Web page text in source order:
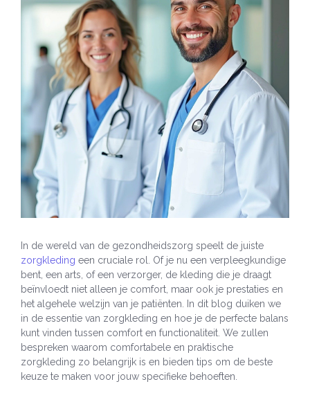
In de wereld van de gezondheidszorg speelt de juiste
zorgkleding een cruciale rol. Of je nu een verpleegkundige
bent, een arts, of een verzorger, de kleding die je draagt
beïnvloedt niet alleen je comfort, maar ook je prestaties en
het algehele welzijn van je patiënten. In dit blog duiken we
in de essentie van zorgkleding en hoe je de perfecte balans
kunt vinden tussen comfort en functionaliteit. We zullen
bespreken waarom comfortabele en praktische
zorgkleding zo belangrijk is en bieden tips om de beste
keuze te maken voor jouw specifieke behoeften.